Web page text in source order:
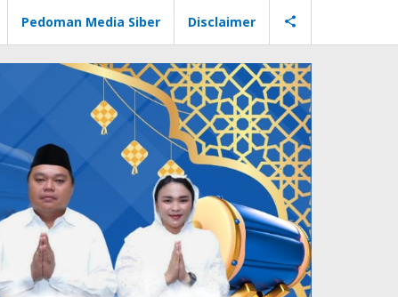
Pedoman Media Siber Disclaimer